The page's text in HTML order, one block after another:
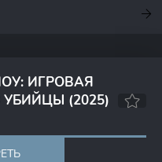
ИГРОВАЯ
(2025)